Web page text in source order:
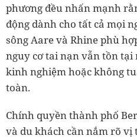
phương đều nhấn mạnh
động dành cho tất cả mọi
sông Aare và Rhine phù
nguy cơ tai nạn vẫn tồn
kinh nghiệm hoặc không
toàn.
Chính quyền thành phố
và du khách cần nắm rõ